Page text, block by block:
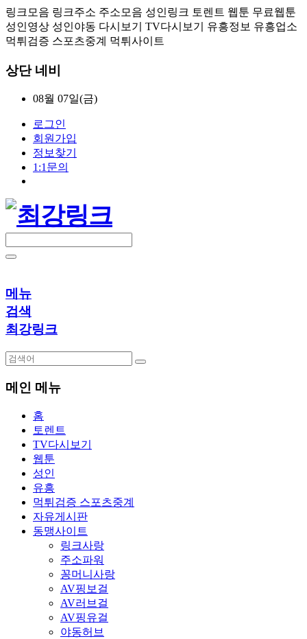
링크모음 링크주소 주소모음 성인링크 토렌트 웹툰 무료웹툰
성인영상 성인야동 다시보기 TV다시보기 유흥정보 유흥업소
먹튀검증 스포츠중계 먹튀사이트
상단 네비
08월 07일(금)
로그인
회원가입
정보찾기
1:1문의
메뉴
검색
최강링크
메인 메뉴
홈
토렌트
TV다시보기
웹툰
성인
유흥
먹튀검증 스포츠중계
자유게시판
동맹사이트
링크사랑
주소파워
꽁머니사랑
AV핑보걸
AV러브걸
AV핑유걸
야동허브